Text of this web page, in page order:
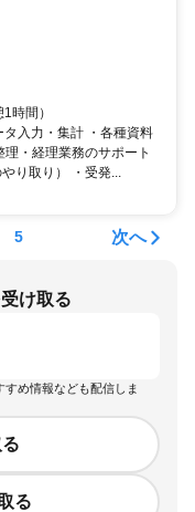
時間）
入力・集計 ・各種資料
・経理業務のサポート
り取り） ・受発...
5 次へ
け取る
すめ情報なども配信しま
る